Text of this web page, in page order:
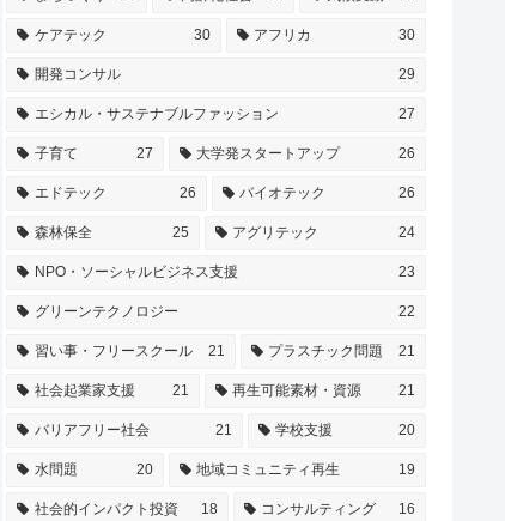
ケアテック 30 アフリカ 30
開発コンサル 29
エシカル・サステナブルファッション 27
子育て 27 大学発スタートアップ 26
エドテック 26 バイオテック 26
森林保全 25 アグリテック 24
NPO・ソーシャルビジネス支援 23
グリーンテクノロジー 22
習い事・フリースクール 21 プラスチック問題 21
社会起業家支援 21 再生可能素材・資源 21
バリアフリー社会 21 学校支援 20
水問題 20 地域コミュニティ再生 19
社会的インパクト投資 18 コンサルティング 16